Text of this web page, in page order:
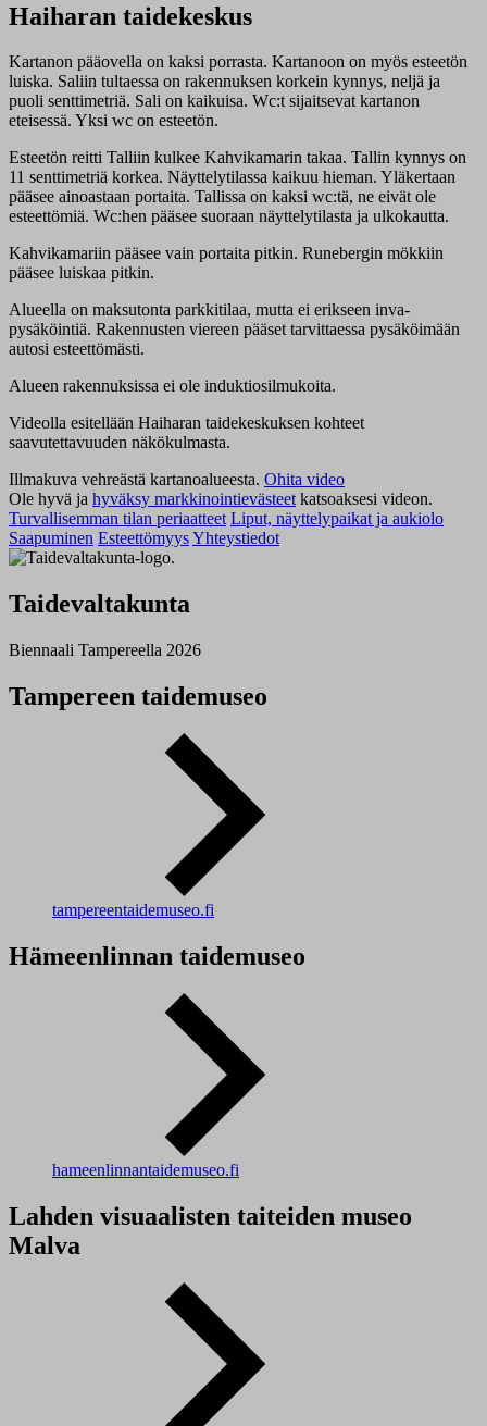
Haiharan taidekeskus
Kartanon pääovella on kaksi porrasta. Kartanoon on myös esteetön
luiska. Saliin tultaessa on rakennuksen korkein kynnys, neljä ja
puoli senttimetriä. Sali on kaikuisa. Wc:t sijaitsevat kartanon
eteisessä. Yksi wc on esteetön.
Esteetön reitti Talliin kulkee Kahvikamarin takaa. Tallin kynnys on
11 senttimetriä korkea. Näyttelytilassa kaikuu hieman. Yläkertaan
pääsee ainoastaan portaita. Tallissa on kaksi wc:tä, ne eivät ole
esteettömiä. Wc:hen pääsee suoraan näyttelytilasta ja ulkokautta.
Kahvikamariin pääsee vain portaita pitkin. Runebergin mökkiin
pääsee luiskaa pitkin.
Alueella on maksutonta parkkitilaa, mutta ei erikseen inva-
pysäköintiä. Rakennusten viereen pääset tarvittaessa pysäköimään
autosi esteettömästi.
Alueen rakennuksissa ei ole induktiosilmukoita.
Videolla esitellään Haiharan taidekeskuksen kohteet
saavutettavuuden näkökulmasta.
Illmakuva vehreästä kartanoalueesta. Ohita video
Ole hyvä ja hyväksy markkinointievästeetkatsoaksesi videon.
Turvallisemman tilan periaatteet Liput, näyttelypaikat ja aukiolo
Saapuminen EsteettömyysYhteystiedot
Taidevaltakunta
Biennaali Tampereella 2026
Tampereen taidemuseo
tampereentaidemuseo.fi
Hämeenlinnan taidemuseo
hameenlinnantaidemuseo.fi
Lahden visuaalisten taiteiden museo
Malva